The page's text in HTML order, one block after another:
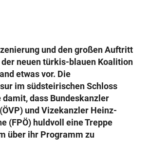
und den großen Auftritt
neuen türkis-blauen Koalition
etwas vor. Die
im südsteirischen Schloss
dass Bundeskanzler
und Vizekanzler Heinz-
(FPÖ) huldvoll eine Treppe
über ihr Programm zu